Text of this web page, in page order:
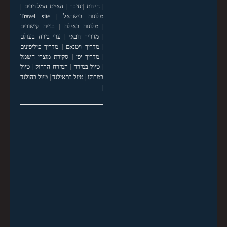
|חידות זנזיבר האיים המלדיבים
מלונות בישראל
Travel site
|מלונות באילת
בניית קישורים
מדריך דובאי
ערי בירה בעולם
|מדריך ויטנאם
מדריך פיליפינים
|מדריך יפן
סקירת מוצרי חשמל
טיול במזרח המזרח הרחוק| טיול
במרוקו| טיול בתאילנד| טיול בהולנד